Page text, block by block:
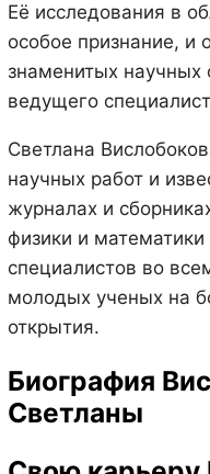
Её исследования в
особое признание, и
знаменитых научных
ведущего
Светлана
научных работ и
журналах и
физики и
специалистов во
молодых ученых на
открытия.
Биография
Светланы